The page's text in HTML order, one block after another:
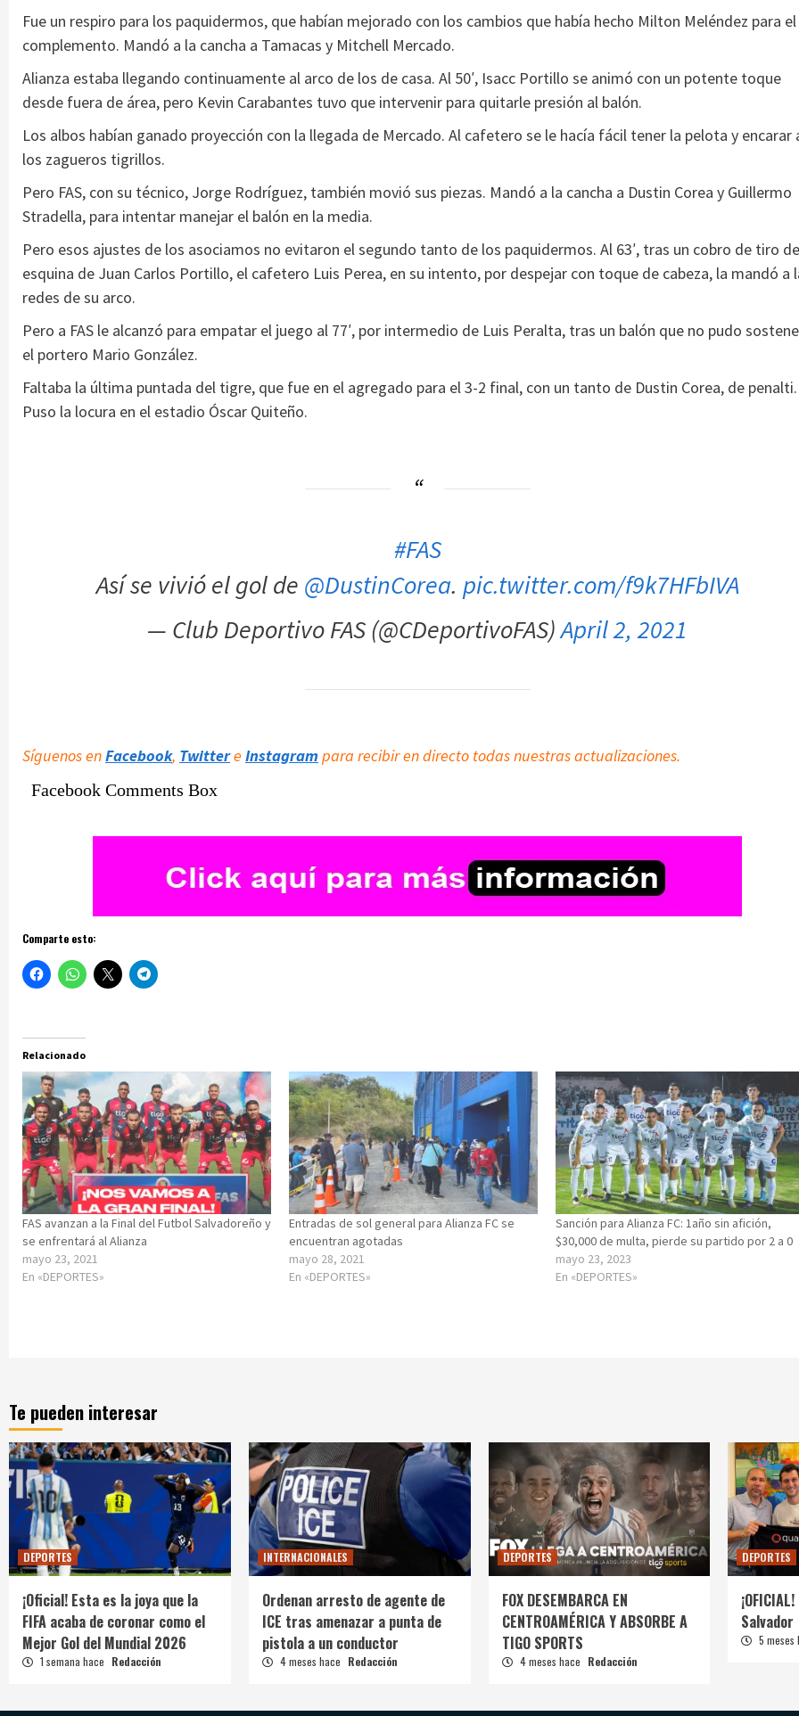
Fue un respiro para los paquidermos, que habían mejorado con los cambios que había hecho Milton Meléndez para el
complemento. Mandó a la cancha a Tamacas y Mitchell Mercado.
Alianza estaba llegando continuamente al arco de los de casa. Al 50′, Isacc Portillo se animó con un potente toque
desde fuera de área, pero Kevin Carabantes tuvo que intervenir para quitarle presión al balón.
Los albos habían ganado proyección con la llegada de Mercado. Al cafetero se le hacía fácil tener la pelota y encarar
los zagueros tigrillos.
Pero FAS, con su técnico, Jorge Rodríguez, también movió sus piezas. Mandó a la cancha a Dustin Corea y Guillermo
Stradella, para intentar manejar el balón en la media.
Pero esos ajustes de los asociamos no evitaron el segundo tanto de los paquidermos. Al 63′, tras un cobro de tiro de
esquina de Juan Carlos Portillo, el cafetero Luis Perea, en su intento, por despejar con toque de cabeza, la mandó a
redes de su arco.
Pero a FAS le alcanzó para empatar el juego al 77′, por intermedio de Luis Peralta, tras un balón que no pudo
el portero Mario González.
Faltaba la última puntada del tigre, que fue en el agregado para el 3-2 final, con un tanto de Dustin Corea, de penalti.
Puso la locura en el estadio Óscar Quiteño.
#FAS
Así se vivió el gol de @DustinCorea. pic.twitter.com/f9k7HFbIVA
— Club Deportivo FAS (@CDeportivoFAS)April 2, 2021
Síguenos enFacebook, Twittere Instagram para recibir en directo todas nuestras actualizaciones.
Facebook Comments Box
Comparte esto:
Relacionado
FAS avanzan a la Final del Futbol Salvadoreño y
se enfrentará al Alianza
mayo 23, 2021
En «DEPORTES»
Entradas de sol general para Alianza FC se
encuentran agotadas
mayo 28, 2021
En «DEPORTES»
Sanción para Alianza FC: 1año sin afición,
$30,000 de multa, pierde su partido por 2 a 0
mayo 23, 2023
En «DEPORTES»
Te pueden interesar
DEPORTES
¡Oficial! Esta es la joya que la
FIFA acaba de coronar como el
Mejor Gol del Mundial 2026
1 semana hace Redacción
INTERNACIONALES
Ordenan arresto de agente de
ICE tras amenazar a punta de
pistola a un conductor
4 meses hace Redacción
DEPORTES
FOX DESEMBARCA EN
CENTROAMÉRICA Y ABSORBE A
TIGO SPORTS
4 meses hace Redacción
DEPORTES
Salvador
5 meses